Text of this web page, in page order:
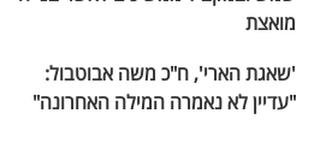
מואצת
'שאגת הארי', ח"כ משה אבוטבול:
"עדיין לא נאמרה המילה האחרונה"